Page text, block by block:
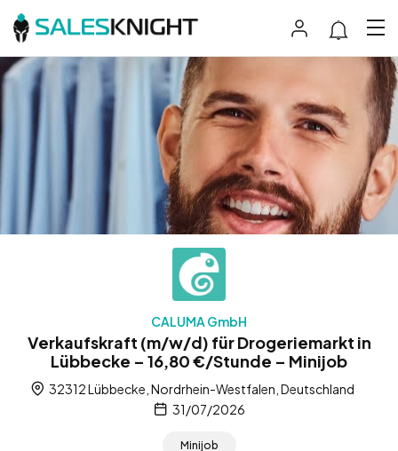
CALUMA GmbH
Verkaufskraft (m/w/d) für Drogeriemarkt in
Lübbecke – 16,80 €/Stunde – Minijob
32312 Lübbecke, Nordrhein-Westfalen, Deutschland
31/07/2026
Minijob